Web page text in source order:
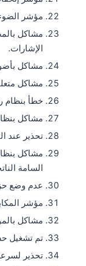
مؤشر
مشاكل
الإشارات.
مشاكل
مشاكل
خطأ بنظام
مشاكل
تحذير عند
مشاكل
السامة
عدم وضع
مؤشر
مشاكل
تم تشغيل
تحذير